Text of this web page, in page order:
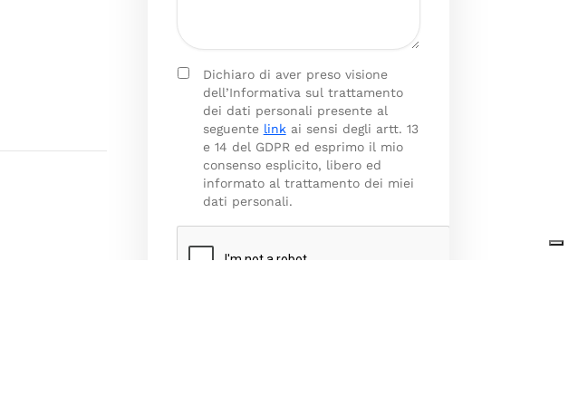
Dichiaro di aver preso visione
dell’Informativa sul trattamento
dei dati personali presente al
seguente linkai sensi degli artt. 13
e 14 del GDPR ed esprimo il mio
consenso esplicito, libero ed
informato al trattamento dei miei
dati personali.